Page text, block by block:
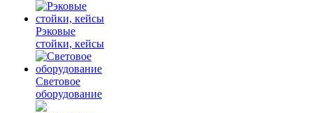
Рэковые
стойки, кейсы
Световое
оборудование